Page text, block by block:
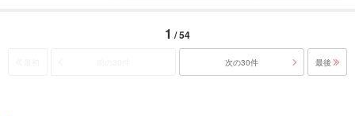
1 / 54
次の30件 最後